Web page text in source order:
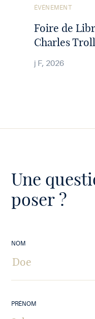
Voir
Foire de
Charles
ÉVÉNEMENT
j F, 2026
Une
poser ?
NOM
PRÉNOM